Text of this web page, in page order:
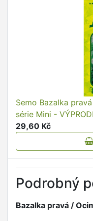
Semo Bazalka
série Mini -
29,60 Kč
Podrobný
Bazalka pravá /